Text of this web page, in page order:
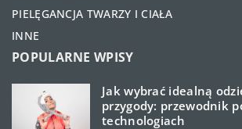
PIELĘGANCJA TWARZY I CIAŁA
INNE
POPULARNE WPISY
Jak wybrać idealną
przygody: przewodnik
technologiach